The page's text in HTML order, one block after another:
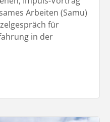
Arbeiten (Samu)
für
in der